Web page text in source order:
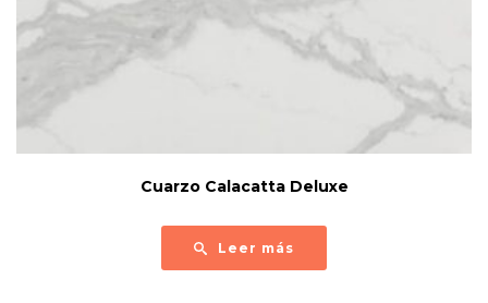
Cuarzo Calacatta Deluxe
Leer más